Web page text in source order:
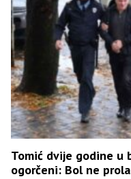
Tomić dvije godine u
ogorčeni: Bol ne